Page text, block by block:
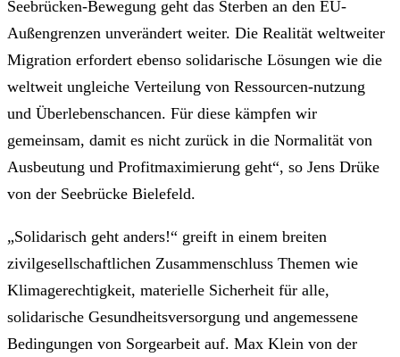
Seebrücken-Bewegung geht das Sterben an den EU-
Außengrenzen unverändert weiter. Die Realität weltweiter
Migration erfordert ebenso solidarische Lösungen wie die
weltweit ungleiche Verteilung von Ressourcen-nutzung
und Überlebenschancen. Für diese kämpfen wir
gemeinsam, damit es nicht zurück in die Normalität von
Ausbeutung und Profitmaximierung geht“, so Jens Drüke
von der Seebrücke Bielefeld.
„Solidarisch geht anders!“ greift in einem breiten
zivilgesellschaftlichen Zusammenschluss Themen wie
Klimagerechtigkeit, materielle Sicherheit für alle,
solidarische Gesundheitsversorgung und angemessene
Bedingungen von Sorgearbeit auf. Max Klein von der